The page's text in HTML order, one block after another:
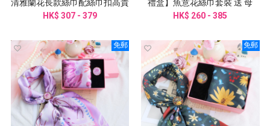
清雅蘭花長款絲巾配絲巾扣高貴
禮盒
HK$ 307 - 379
禮盒】魚意花絲巾套裝 送 母
親、丈母娘、婆婆、乾媽
HK$ 260 - 385
免郵 免郵